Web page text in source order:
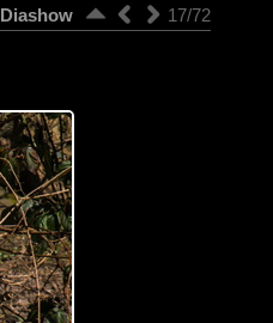
17/72
Diashow